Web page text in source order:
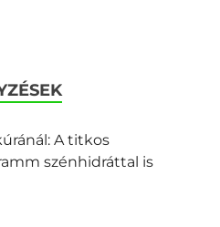
A titkos
szénhidráttal is